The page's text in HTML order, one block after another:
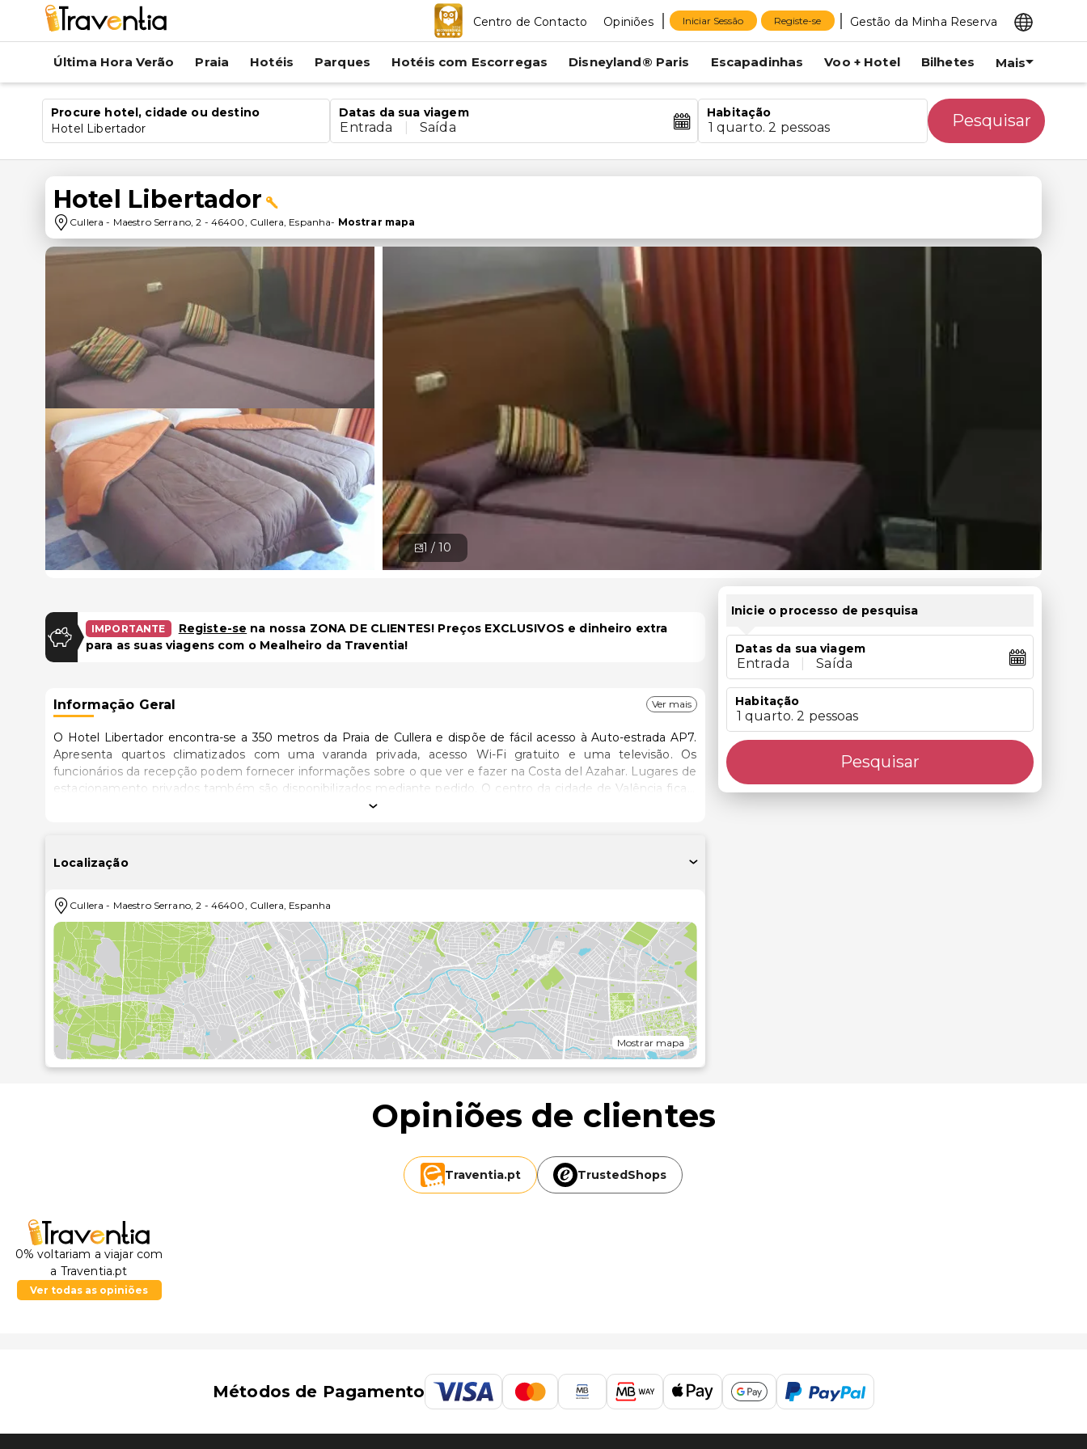
Centro de Contacto Opiniões Iniciar Sessão Registe-se Gestão da Minha Reserva
Última Hora Verão Praia Hotéis Parques Hotéis com Escorregas Disneyland® Paris Escapadinhas Voo + Hotel Bilhetes Mais
Procure hotel, cidade ou destino
Hotel Libertador
Datas da sua viagem
Entrada Saída
Habitação
1 quarto. 2 pessoas Pesquisar
Hotel Libertador
Cullera - Maestro Serrano, 2 - 46400, Cullera, Espanha- Mostrar mapa
1 /10
IMPORTANTE Registe-se na nossa ZONA DE CLIENTES! Preços EXCLUSIVOS e dinheiro extra
para as suas viagens com o Mealheiro da Traventia!
Informação Geral Ver mais
O Hotel Libertador encontra-se a 350 metros da Praia de Cullera e dispõe de fácil acesso à Auto-estrada AP7.
Apresenta quartos climatizados com uma varanda privada, acesso Wi-Fi gratuito e uma televisão. Os
funcionários da recepção podem fornecer informações sobre o que ver e fazer na Costa del Azahar. Lugares de
estacionamento privados também são disponibilizados mediante pedido. O centro da cidade de Valência fica a
45 minutos de carro. Aqui, os hóspedes encontrarão a espectacular Cidade das Artes e Ciências e o mercado
Localização
Cullera - Maestro Serrano, 2 - 46400, Cullera, Espanha
Mostrar mapa
Inicie o processo de pesquisa
Datas da sua viagem
Entrada Saída
Habitação
1 quarto. 2 pessoas
Pesquisar
Opiniões de clientes
Traventia.pt TrustedShops
0% voltariam a viajar com
a Traventia.pt
Ver todas as opiniões
Métodos de Pagamento